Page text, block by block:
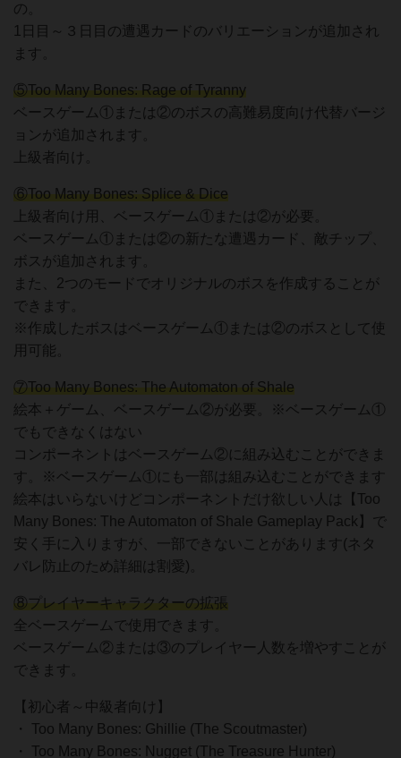
の。
1日目～３日目の遭遇カードのバリエーションが追加され
ます。
⑤Too Many Bones: Rage of Tyranny
ベースゲーム①または②のボスの高難易度向け代替バージ
ョンが追加されます。
上級者向け。
⑥Too Many Bones: Splice & Dice
上級者向け用、ベースゲーム①または②が必要。
ベースゲーム①または②の新たな遭遇カード、敵チップ、
ボスが追加されます。
また、2つのモードでオリジナルのボスを作成することが
できます。
※作成したボスはベースゲーム①または②のボスとして使
用可能。
⑦Too Many Bones: The Automaton of Shale
絵本＋ゲーム、ベースゲーム②が必要。※ベースゲーム①
でもできなくはない
コンポーネントはベースゲーム②に組み込むことができま
す。※ベースゲーム①にも一部は組み込むことができます
絵本はいらないけどコンポーネントだけ欲しい人は【Too
Many Bones: The Automaton of Shale Gameplay Pack】で
安く手に入りますが、一部できないことがあります(ネタ
バレ防止のため詳細は割愛)。
⑧プレイヤーキャラクターの拡張
全ベースゲームで使用できます。
ベースゲーム②または③のプレイヤー人数を増やすことが
できます。
【初心者～中級者向け】
・ Too Many Bones: Ghillie (The Scoutmaster)
・ Too Many Bones: Nugget (The Treasure Hunter)